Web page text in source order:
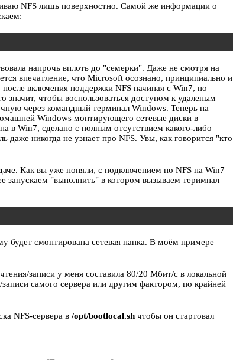
NFS лишь поверхностно. Самой же информации о
напрочь вплоть до "семерки". Даже не смотря на
впечатление, что Microsoft осознано, принципиально и
включения поддержки NFS начиная с Win7, по
значит, чтобы воспользоваться доступом к удаленым
через командный терминал Windows. Теперь на
Windows монтирующего сетевые диски в
в Win7, сделано с полным отсутствием какого-либо
даже никогда не узнает про NFS. Увы, как говорится "кто
Как вы уже поняли, с подключением по NFS на Win7
запускаем "выполнить" в котором вызываем теримнал
будет смонтирована сетевая папка. В моём примере
записи у меня составила 80/20 Мбит/с в локальной
самого сервера или другим фактором, по крайней
NFS-сервера в/opt/bootlocal.sh чтобы он стартовал